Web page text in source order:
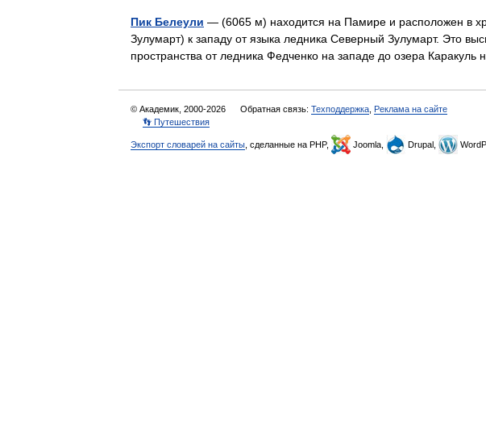
Пик Белеули — (6065 м) находится на Памире и расположен в
Зулумарт) к западу от языка ледника Северный Зулумарт. Это
пространства от ледника Федченко на западе до озера Каракуль
© Академик, 2000-2026 Обратная связь: Техподдержка Реклама на сайте
👣 Путешествия
Экспорт словарей на сайты , сделанные на PHP, Joomla, Drupal,